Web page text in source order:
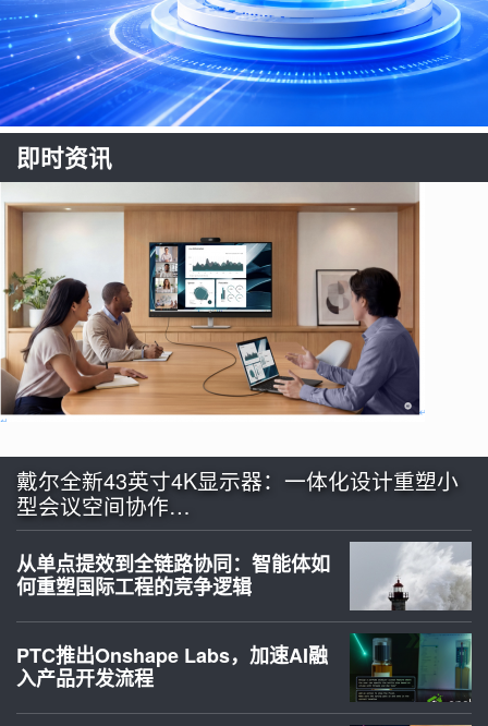
即时资讯
戴尔全新43英寸4K显示器：一体化设计重塑小
型会议空间协作…
从单点提效到全链路协同：智能体如
何重塑国际工程的竞争逻辑
PTC推出Onshape Labs，加速AI融
入产品开发流程